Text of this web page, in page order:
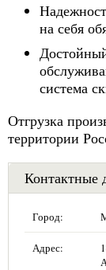
на себя
система
Отгрузка
территории
Контактные
Город:
Адрес: